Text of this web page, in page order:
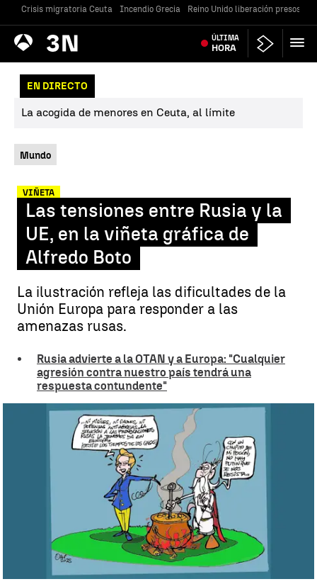
Crisis migratoria Ceuta Incendio Grecia Reino Unido liberación presos
Antena
3 Noticias ÚLTIMA
HORA
EN DIRECTO
La acogida de menores en Ceuta, al límite
Mundo
VIÑETA
Las tensiones entre Rusia y la
UE, en la viñeta gráfica de
Alfredo Boto
La ilustración refleja las dificultades de la
Unión Europa para responder a las
amenazas rusas.
Rusia advierte a la OTAN y a Europa: "Cualquier
agresión contra nuestro país tendrá una
respuesta contundente"